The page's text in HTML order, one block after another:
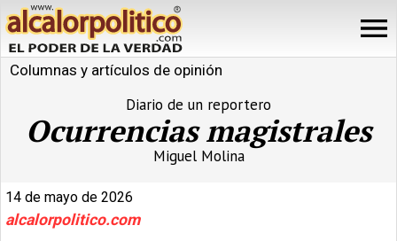
Columnas y artículos de opinión
Diario de un reportero
Ocurrencias magistrales
Miguel Molina
14 de mayo de 2026
alcalorpolitico.com